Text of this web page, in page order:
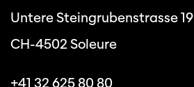
Untere Steingrubenstrasse 19
CH-4502 Soleure
+41 32 625 80 80